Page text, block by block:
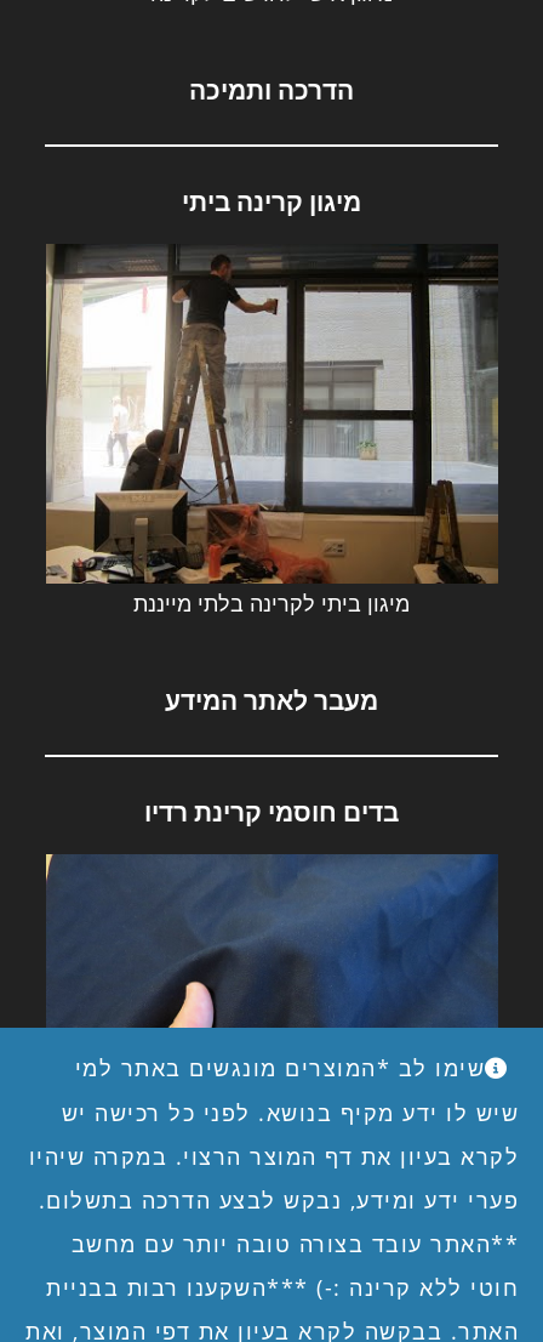
שימו לב *המוצרים מונגשים באתר למי
שיש לו ידע מקיף בנושא. לפני כל רכישה יש
לקרא בעיון את דף המוצר הרצוי. במקרה שיהיו
פערי ידע ומידע, נבקש לבצע הדרכה בתשלום.
**האתר עובד בצורה טובה יותר עם מחשב
חוטי ללא קרינה :-) ***השקענו רבות בבניית
האתר. בבקשה לקרא בעיון את דפי המוצר, ואת
הדרכה ותמיכה
מיגון קרינה ביתי
מיגון ביתי לקרינה בלתי מייננת
מעבר לאתר המידע
בדים חוסמי קרינת רדיו
בדים חוסמי קרינת רדיו